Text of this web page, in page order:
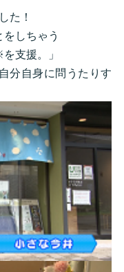
た！
しちゃう
支援。」
分自身に問うたりす